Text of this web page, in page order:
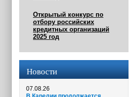
Открытый конкурс по
отбору российских
кредитных организаций
2025 год
Новости
07.08.26